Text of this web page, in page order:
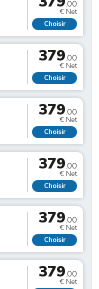
.00
€ Net
Choisir
379.00
€ Net
Choisir
379.00
€ Net
Choisir
379.00
€ Net
Choisir
379.00
€ Net
Choisir
379.00
€ Net